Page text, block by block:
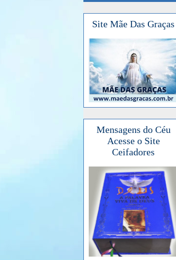
Site Mãe Das Graças
Mensagens do Céu
Acesse o Site
Ceifadores